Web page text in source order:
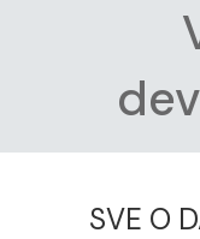
SVE O